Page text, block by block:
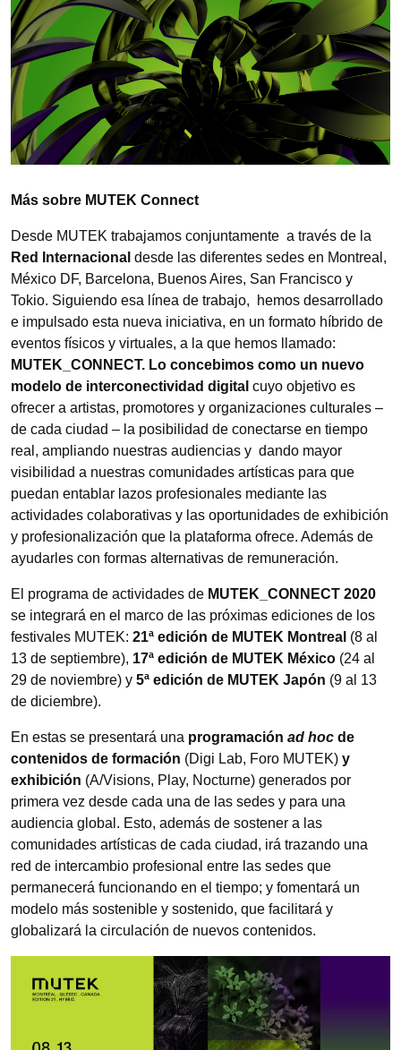
Más sobre MUTEK Connect
Desde MUTEK trabajamos conjuntamente a través de la
Red Internacional desde las diferentes sedes en Montreal,
México DF, Barcelona, Buenos Aires, San Francisco y
Tokio. Siguiendo esa línea de trabajo, hemos desarrollado
e impulsado esta nueva iniciativa, en un formato híbrido de
eventos físicos y virtuales, a la que hemos llamado:
MUTEK_CONNECT. Lo concebimos como un nuevo
modelo de interconectividad digital cuyo objetivo es
ofrecer a artistas, promotores y organizaciones culturales –
de cada ciudad – la posibilidad de conectarse en tiempo
real, ampliando nuestras audiencias y dando mayor
visibilidad a nuestras comunidades artísticas para que
puedan entablar lazos profesionales mediante las
actividades colaborativas y las oportunidades de exhibición
y profesionalización que la plataforma ofrece. Además de
ayudarles con formas alternativas de remuneración.
El programa de actividades de MUTEK_CONNECT 2020
se integrará en el marco de las próximas ediciones de los
festivales MUTEK: 21ª edición de MUTEK Montreal (8 al
13 de septiembre), 17ª edición de MUTEK México (24 al
29 de noviembre) y 5ª edición de MUTEK Japón (9 al 13
de diciembre).
En estas se presentará una programación ad hoc de
contenidos de formación (Digi Lab, Foro MUTEK) y
exhibición (A/Visions, Play, Nocturne) generados por
primera vez desde cada una de las sedes y para una
audiencia global. Esto, además de sostener a las
comunidades artísticas de cada ciudad, irá trazando una
red de intercambio profesional entre las sedes que
permanecerá funcionando en el tiempo; y fomentará un
modelo más sostenible y sostenido, que facilitará y
globalizará la circulación de nuevos contenidos.